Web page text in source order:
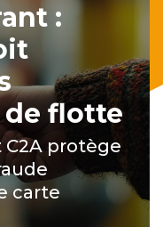
:
flotte
protège
carte